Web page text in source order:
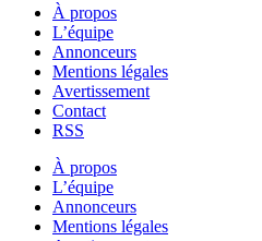
À propos
L’équipe
Annonceurs
Mentions légales
Avertissement
Contact
RSS
À propos
L’équipe
Annonceurs
Mentions légales